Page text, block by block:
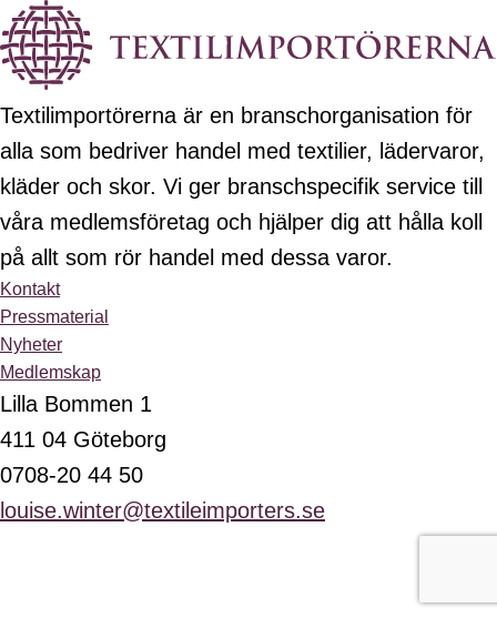
Textilimportörerna är en branschorganisation för
alla som bedriver handel med textilier, lädervaror,
kläder och skor. Vi ger branschspecifik service till
våra medlemsföretag och hjälper dig att hålla koll
på allt som rör handel med dessa varor.
Kontakt
Pressmaterial
Nyheter
Medlemskap
Lilla Bommen 1
411 04 Göteborg
0708-20 44 50
louise.winter@textileimporters.se